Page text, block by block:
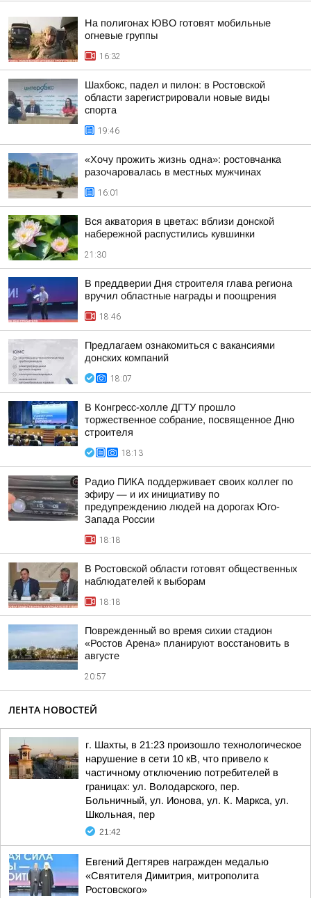
На полигонах ЮВО готовят мобильные
огневые группы
16:32
Шахбокс, падел и пилон: в Ростовской
области зарегистрировали новые виды
спорта
19:46
«Хочу прожить жизнь одна»: ростовчанка
разочаровалась в местных мужчинах
16:01
Вся акватория в цветах: вблизи донской
набережной распустились кувшинки
21:30
В преддверии Дня строителя глава региона
вручил областные награды и поощрения
18:46
Предлагаем ознакомиться с вакансиями
донских компаний
18:07
В Конгресс-холле ДГТУ прошло
торжественное собрание, посвященное Дню
строителя
18:13
Радио ПИКА поддерживает своих коллег по
эфиру — и их инициативу по
предупреждению людей на дорогах Юго-
Запада России
18:18
В Ростовской области готовят общественных
наблюдателей к выборам
18:18
Поврежденный во время сихии стадион
«Ростов Арена» планируют восстановить в
августе
20:57
ЛЕНТА НОВОСТЕЙ
г. Шахты, в 21:23 произошло технологическое
нарушение в сети 10 кВ, что привело к
частичному отключению потребителей в
границах: ул. Володарского, пер.
Больничный, ул. Ионова, ул. К. Маркса, ул.
Школьная, пер
21:42
Евгений Дегтярев награжден медалью
«Святителя Димитрия, митрополита
Ростовского»